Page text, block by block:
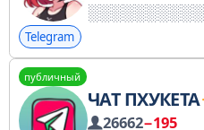
Telegram
публичный
ЧАТ ПХУКЕТА
26662−195